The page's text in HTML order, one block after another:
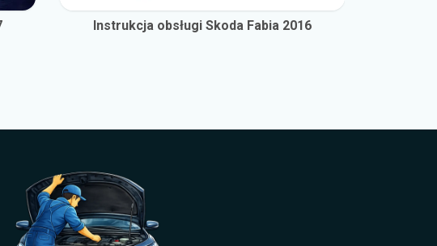
Instrukcja obsługi Skoda Fabia 2016